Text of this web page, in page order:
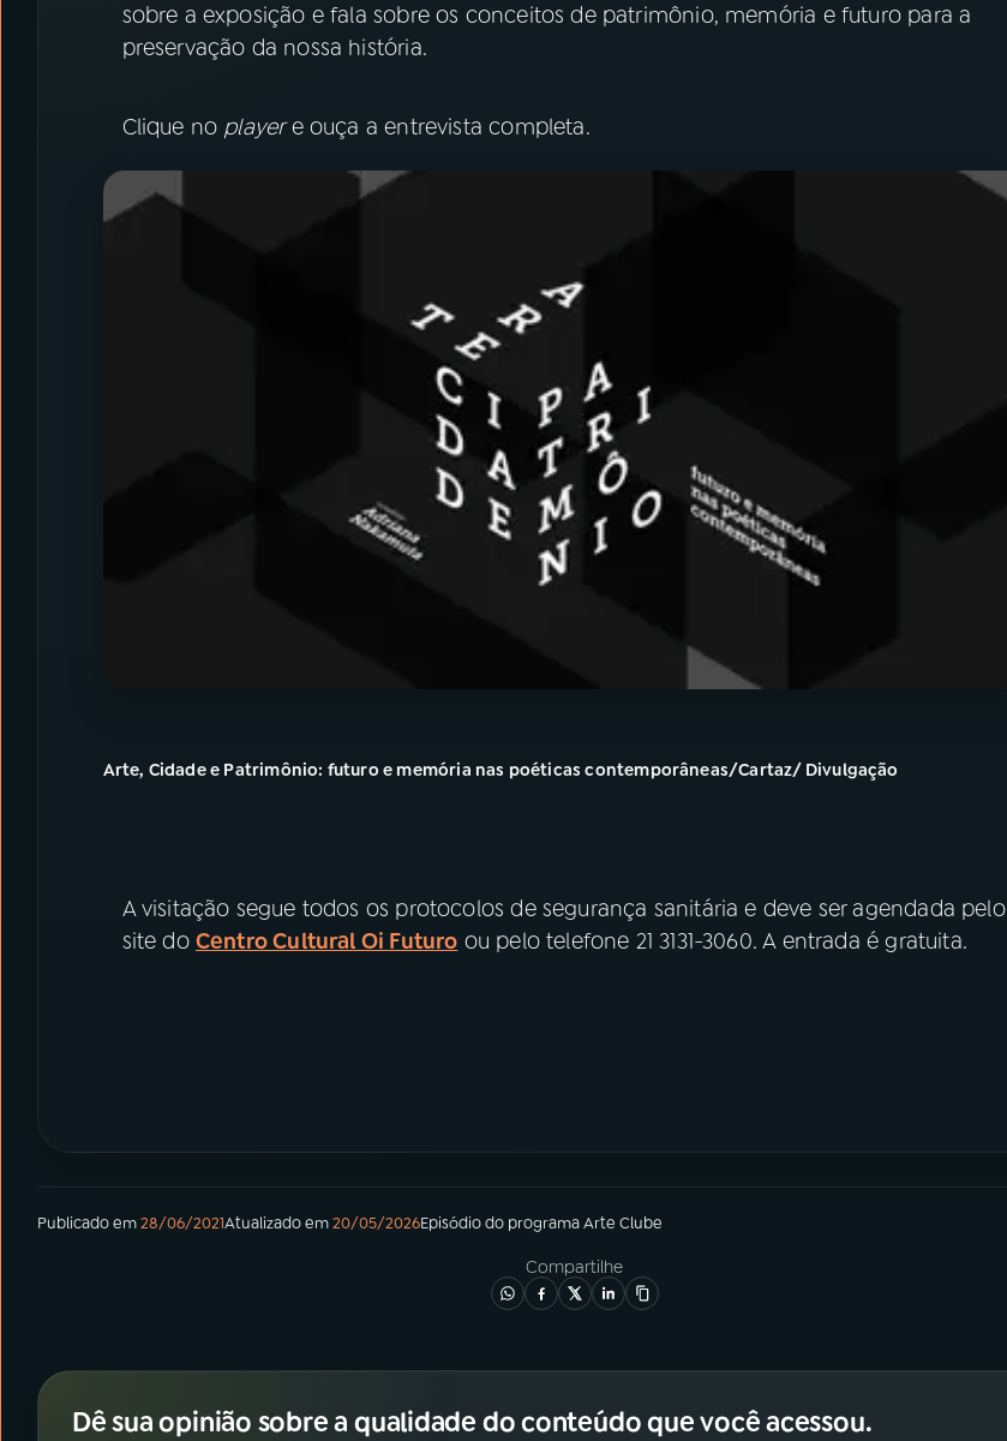
sobre a exposição e fala sobre os conceitos de patrimônio, memória e futuro para a
preservação da nossa história.
Clique no playere ouça a entrevista completa.
Arte, Cidade e Patrimônio: futuro e memória nas poéticas contemporâneas/Cartaz/ Divulgação
A visitação segue todos os protocolos de segurança sanitária e deve ser agendada pelo
site do Centro Cultural Oi Futuro ou pelo telefone 21 3131-3060. A entrada é gratuita.
Publicado em28/06/2021Atualizado em20/05/2026Episódiodo programaArte Clube
Compartilhe
Dê sua opinião sobre a qualidade do conteúdo que você acessou.